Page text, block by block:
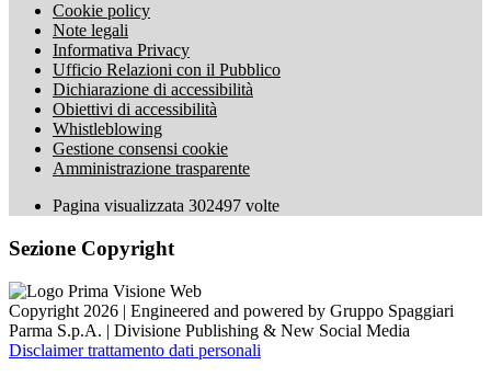
Cookie policy
Note legali
Informativa Privacy
Ufficio Relazioni con il Pubblico
Dichiarazione di accessibilità
Obiettivi di accessibilità
Whistleblowing
Gestione consensi cookie
Amministrazione trasparente
Pagina visualizzata 302497 volte
Sezione Copyright
Copyright 2026 | Engineered and powered by Gruppo Spaggiari
Parma S.p.A. | Divisione Publishing & New Social Media
Disclaimer trattamento dati personali